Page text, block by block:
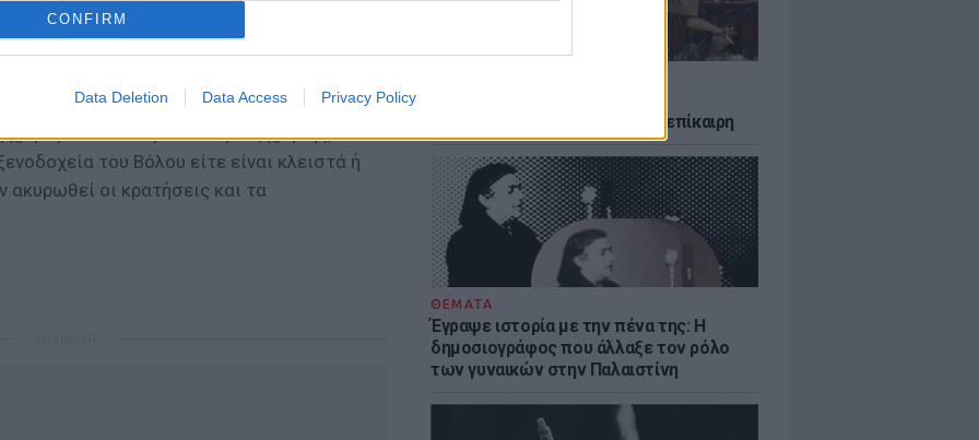
CONFIRM
Data Deletion Data Access Privacy Policy
νεοπλουτισμό και παραμένει επίκαιρη
ΘΕΜΑΤΑ
Έγραψε ιστορία με την πένα της: Η
δημοσιογράφος που άλλαξε τον ρόλο
των γυναικών στην Παλαιστίνη
και του τουρισμού ο κλάδος έχει
αφού εστιατόρια, τσιπουράδικα, μπαρ,
από την έλλειψη καθαρού
να λειτουργήσουν
προϊόντα μιας χρήσης, ενώ
του Βόλου είτε είναι κλειστά ή
ακυρωθεί οι κρατήσεις και τα